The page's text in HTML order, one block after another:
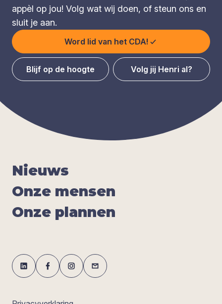
appèl op jou! Volg wat wij doen, of steun ons en
sluit je aan.
Word lid van het CDA!
Blijf op de hoogte Volg jij Henri al?
Nieuws
Onze men­sen
Onze plan­nen